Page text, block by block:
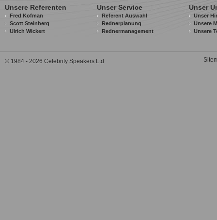
Unsere Referenten
Fred Kofman
Scott Steinberg
Ulrich Wickert
Unser Service
Referent Auswahl
Rednerplanung
Rednermanagement
Unser
Unser
Unsere
Unsere
© 1984 - 2026 Celebrity Speakers Ltd